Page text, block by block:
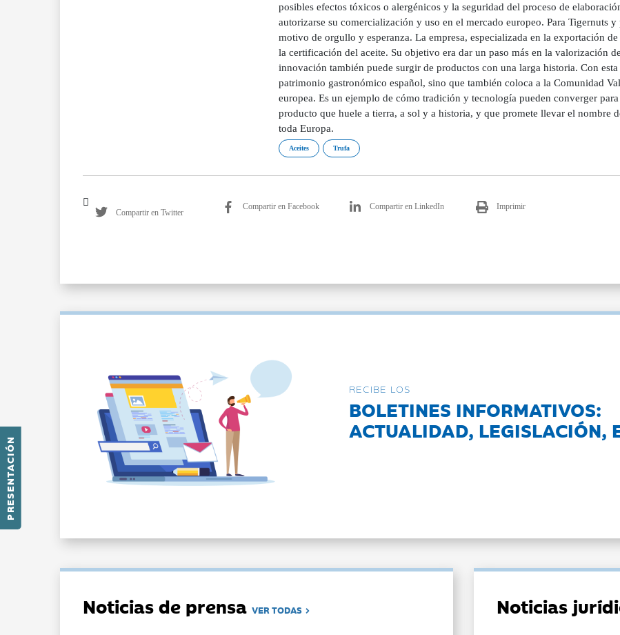
PRESENTACIÓN
posibles efectos tóxicos o alergénicos y la seguridad del proceso de
autorizarse su comercialización y uso en el mercado europeo. Para Tigernuts
motivo de orgullo y esperanza. La empresa, especializada en la exportación
la certificación del aceite. Su objetivo era dar un paso más en la valorización
innovación también puede surgir de productos con una larga historia. Con
patrimonio gastronómico español, sino que también coloca a la Comunidad
europea. Es un ejemplo de cómo tradición y tecnología pueden converger
producto que huele a tierra, a sol y a historia, y que promete llevar el nombre
toda Europa.
Aceites Trufa
Compartir en Twitter
Compartir en Facebook Compartir en LinkedIn Imprimir
RECIBE LOS
BOLETINES INFORMATIVOS:
ACTUALIDAD, LEGISLACIÓN,
Noticias de prensaVER TODAS Noticias